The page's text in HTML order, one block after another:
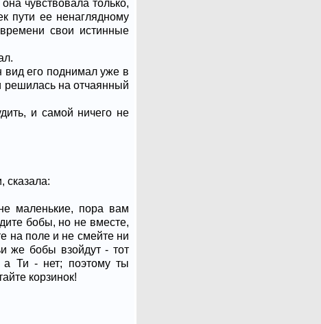
чувствовала только,
пути ее ненаглядному
свои истинные
вид его поднимал уже в
решилась на отчаянный
и самой ничего не
сказала:
маленькие, пора вам
бобы, но не вместе,
на поле и не смейте ни
же бобы взойдут - тот
Ти - нет; поэтому ты
корзинок!